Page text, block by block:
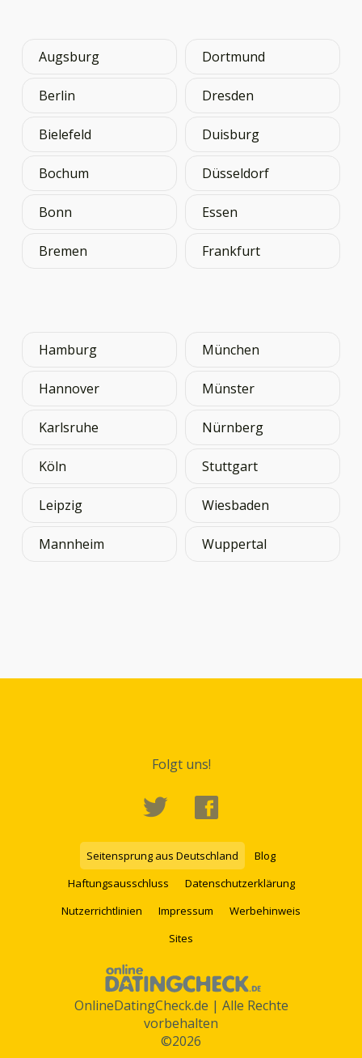
Augsburg
Berlin
Bielefeld
Bochum
Bonn
Bremen
Dortmund
Dresden
Duisburg
Düsseldorf
Essen
Frankfurt
Hamburg
Hannover
Karlsruhe
Köln
Leipzig
Mannheim
München
Münster
Nürnberg
Stuttgart
Wiesbaden
Wuppertal
Folgt uns!
Seitensprung aus Deutschland
Blog
Haftungsausschluss
Datenschutzerklärung
Nutzerrichtlinien
Impressum
Werbehinweis
Sites
OnlineDatingCheck.de | Alle Rechte
vorbehalten
©2026